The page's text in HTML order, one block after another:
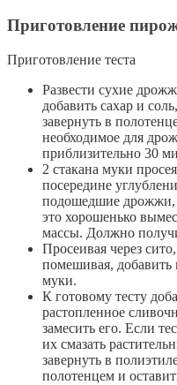
Приготовление
Приготовление теста
Развести сухие
добавить сахар и
завернуть в
необходимое для
приблизительно 30
2 стакана муки
посередине
подошедшие дрожжи,
это хорошенько
массы. Должно
Просеивая через
помешивая​, добавить
муки.
К готовому тесту
растопленное
замесить его. Если
их смазать
завернуть в
полотенцем и